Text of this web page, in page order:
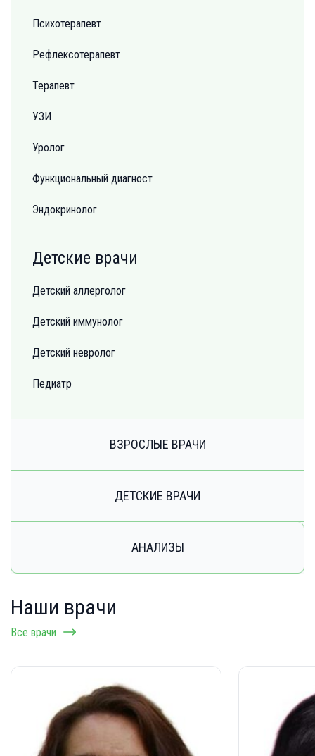
Психотерапевт
Рефлексотерапевт
Терапевт
УЗИ
Уролог
Функциональный диагност
Эндокринолог
Детские врачи
Детский аллерголог
Детский иммунолог
Детский невролог
Педиатр
ВЗРОСЛЫЕ ВРАЧИ
ДЕТСКИЕ ВРАЧИ
АНАЛИЗЫ
Наши врачи
Все врачи